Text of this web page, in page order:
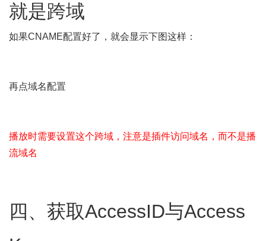
就是跨域
如果CNAME配置好了，就会显示下图这样：
再点域名配置
播放时需要设置这个跨域，注意是插件访问域名，而不是播
流域名
四、获取AccessID与Access